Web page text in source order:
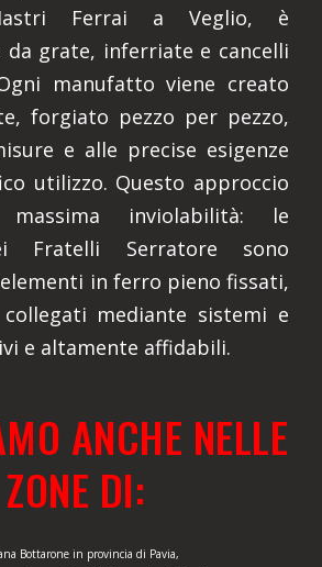
Ferrai a Veglio, è
da grate, inferriate e cancelli
manufatto viene creato
forgiato pezzo per pezzo,
e alle precise esigenze
utilizzo. Questo approccio
inviolabilità: le
Fratelli Serratore sono
in ferro pieno fissati,
mediante sistemi e
e altamente affidabili.
ANCHE NELLE
ZONE DI:
Bottarone in provincia di Pavia,